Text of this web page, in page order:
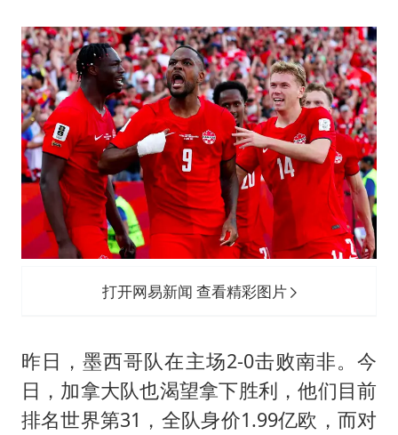
弹药库存告急 美军补货难
余承东口误将24999元电脑报成2499
小伙靠AI减肥 45天瘦40斤进了ICU
李嫣近照曝光
总书记关心百姓身边这些民生大事
打开网易新闻 查看精彩图片
昨日，墨西哥队在主场2-0击败南非。今
日，加拿大队也渴望拿下胜利，他们目前
排名世界第31，全队身价1.99亿欧，而对